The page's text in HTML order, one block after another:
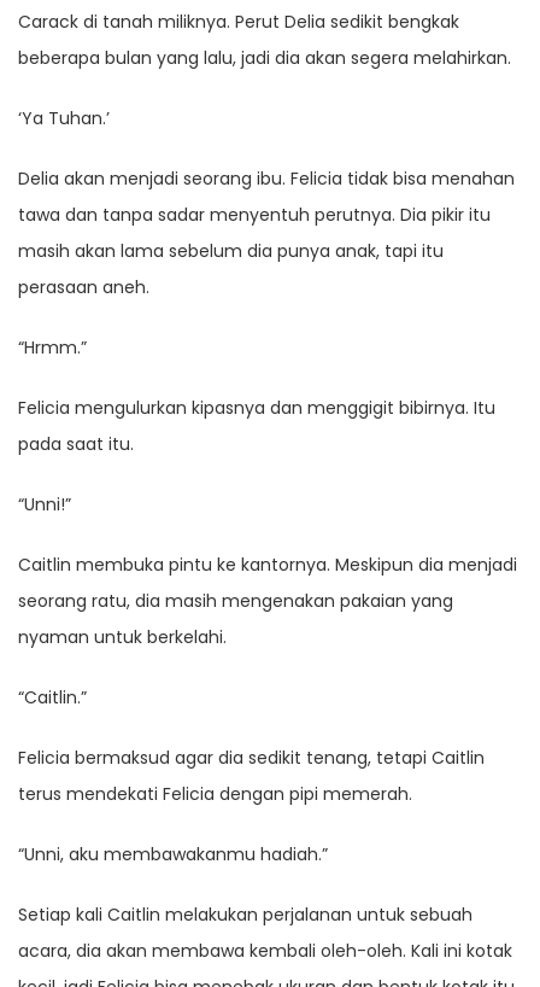
Carack di tanah miliknya. Perut Delia sedikit bengkak
beberapa bulan yang lalu, jadi dia akan segera melahirkan.
‘Ya Tuhan.’
Delia akan menjadi seorang ibu. Felicia tidak bisa menahan
tawa dan tanpa sadar menyentuh perutnya. Dia pikir itu
masih akan lama sebelum dia punya anak, tapi itu
perasaan aneh.
“Hrmm.”
Felicia mengulurkan kipasnya dan menggigit bibirnya. Itu
pada saat itu.
“Unni!”
Caitlin membuka pintu ke kantornya. Meskipun dia menjadi
seorang ratu, dia masih mengenakan pakaian yang
nyaman untuk berkelahi.
“Caitlin.”
Felicia bermaksud agar dia sedikit tenang, tetapi Caitlin
terus mendekati Felicia dengan pipi memerah.
“Unni, aku membawakanmu hadiah.”
Setiap kali Caitlin melakukan perjalanan untuk sebuah
acara, dia akan membawa kembali oleh-oleh. Kali ini kotak